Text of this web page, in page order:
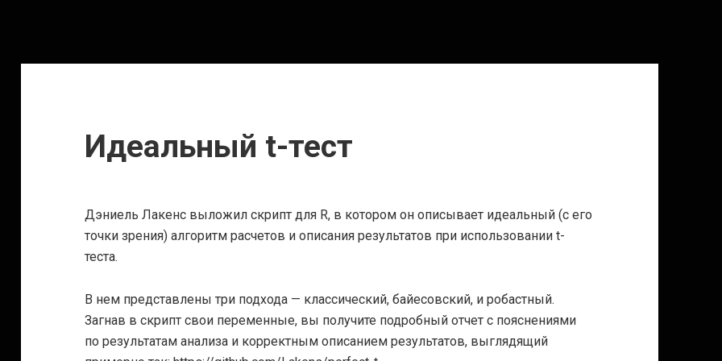
Идеальный t-тест
Дэниель Лакенс выложил скрипт для R, в котором он описывает идеальный (с его
точки зрения) алгоритм расчетов и описания результатов при использовании t-
теста.
В нем представлены три подхода — классический, байесовский, и робастный.
Загнав в скрипт свои переменные, вы получите подробный отчет с пояснениями
по результатам анализа и корректным описанием результатов, выглядящий